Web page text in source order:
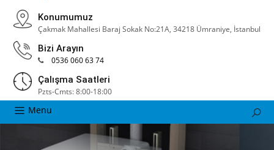
Konumumuz
Çakmak Mahallesi Baraj Sokak No:21A, 34218 Ümraniye, İstanbul
Bizi Arayın
0536 060 63 74
Çalışma Saatleri
Pzts-Cmts: 8:00-18:00
Menu